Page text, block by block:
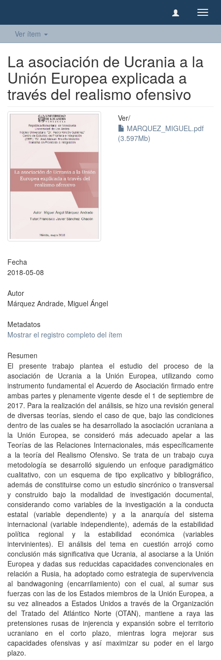
Ver ítem
La asociación de Ucrania a la
Unión Europea explicada a
través del realismo ofensivo
Ver/
MARQUEZ_MIGUEL.pdf
(3.597Mb)
Fecha
2018-05-08
Autor
Márquez Andrade, Miguel Ángel
Metadatos
Mostrar el registro completo del ítem
Resumen
El presente trabajo plantea el estudio del proceso de la
asociación de Ucrania a la Unión Europea, utilizando como
instrumento fundamental el Acuerdo de Asociación firmado entre
ambas partes y plenamente vigente desde el 1 de septiembre de
2017. Para la realización del análisis, se hizo una revisión general
de diversas teorías, siendo el caso de que, bajo las condiciones
dentro de las cuales se ha desarrollado la asociación ucraniana a
la Unión Europea, se consideró más adecuado apelar a las
Teorías de las Relaciones Internacionales, más específicamente
a la teoría del Realismo Ofensivo. Se trata de un trabajo cuya
metodología se desarrolló siguiendo un enfoque paradigmático
cualitativo, con un esquema de tipo explicativo y bibliográfico,
además de constituirse como un estudio sincrónico o transversal
y construido bajo la modalidad de investigación documental,
considerando como variables de la investigación a la conducta
estatal (variable dependiente) y a la anarquía del sistema
internacional (variable independiente), además de la estabilidad
política regional y la estabilidad económica (variables
intervinientes). El análisis del tema en cuestión arrojó como
conclusión más significativa que Ucrania, al asociarse a la Unión
Europea y dadas sus reducidas capacidades convencionales en
relación a Rusia, ha adoptado como estrategia de supervivencia
al bandwagoning (encarrilamiento) con el cual, al sumar sus
fuerzas con las de los Estados miembros de la Unión Europea, a
su vez alineados a Estados Unidos a través de la Organización
del Tratado del Atlántico Norte (OTAN), mantiene a raya las
pretensiones rusas de injerencia y expansión sobre el territorio
ucraniano en el corto plazo, mientras logra mejorar sus
capacidades ofensivas y así maximizar su poder en el largo
plazo.